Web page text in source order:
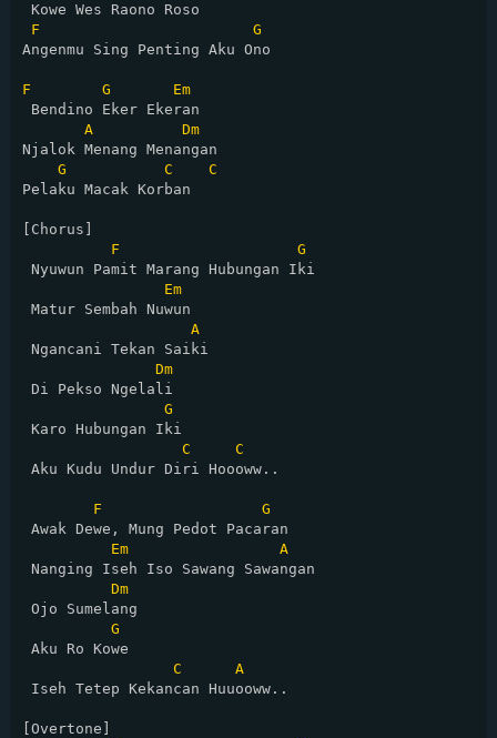
Kowe Wes Raono Roso
F
G
Angenmu Sing Penting Aku Ono
F G
Em
Bendino Eker Ekeran
A
Dm
Njalok Menang Menangan
G
C
C
Pelaku Macak Korban
[Chorus]
F
G
Nyuwun Pamit Marang Hubungan Iki
Em
Matur Sembah Nuwun
A
Ngancani Tekan Saiki
Dm
Di Pekso Ngelali
G
Karo Hubungan Iki
C
C
Aku Kudu Undur Diri Hoooww..
F
G
Awak Dewe, Mung Pedot Pacaran
Em
A
Nanging Iseh Iso Sawang Sawangan
Dm
Ojo Sumelang
G
Aku Ro Kowe
C
A
Iseh Tetep Kekancan Huuooww..
[Overtone]